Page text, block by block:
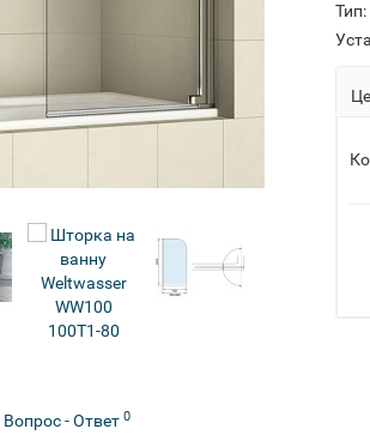
Тип:
Вопрос - Ответ 0